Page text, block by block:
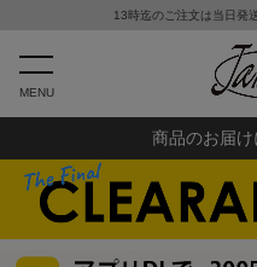
13時迄のご注文は当日発
MENU
商品のお届